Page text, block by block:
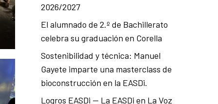
2026/2027
El alumnado de 2.º de Bachillerato
celebra su graduación en Corella
Sostenibilidad y técnica: Manuel
Gayete imparte una masterclass de
bioconstrucción en la EASDi.
Logros EASDi — La EASDi en La Voz